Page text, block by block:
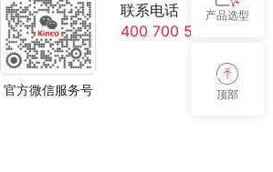
产品选型
顶部
官方微信服务号
联系电话
400 700 5281